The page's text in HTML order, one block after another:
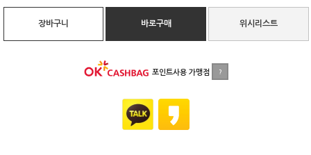
장바구니 바로구매 위시리스트
포인트사용 가맹점 ?